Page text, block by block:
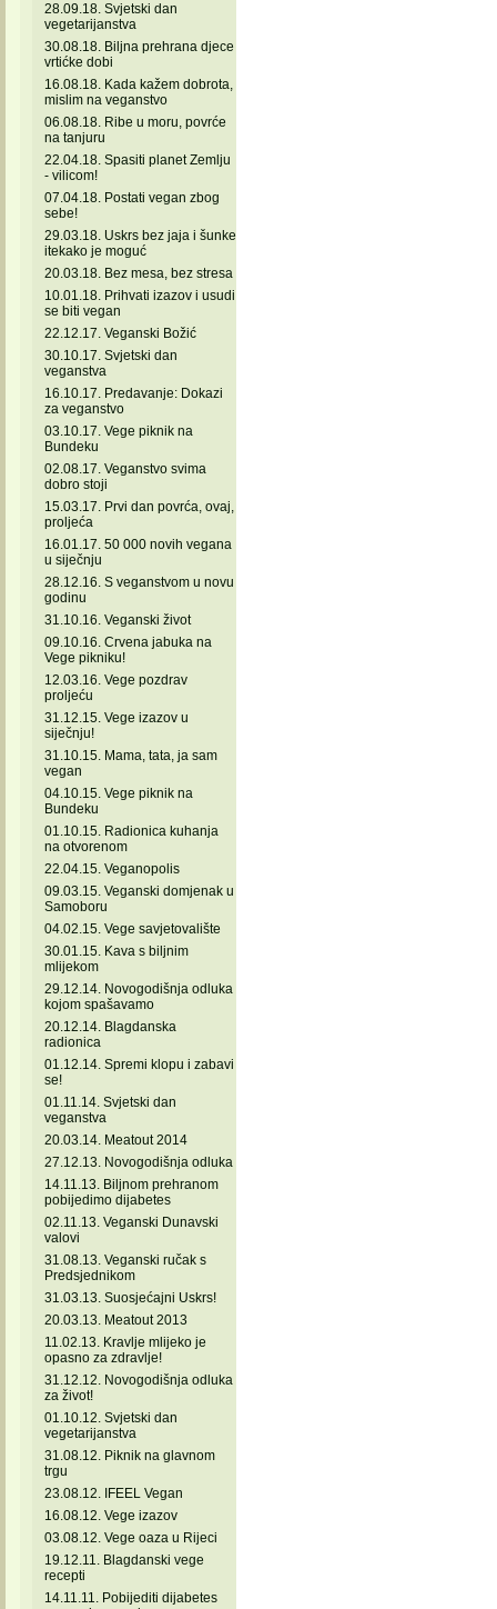
28.09.18. Svjetski dan
vegetarijanstva
30.08.18. Biljna prehrana djece
vrtićke dobi
16.08.18. Kada kažem dobrota,
mislim na veganstvo
06.08.18. Ribe u moru, povrće
na tanjuru
22.04.18. Spasiti planet Zemlju
- vilicom!
07.04.18. Postati vegan zbog
sebe!
29.03.18. Uskrs bez jaja i šunke
itekako je moguć
20.03.18. Bez mesa, bez stresa
10.01.18. Prihvati izazov i usudi
se biti vegan
22.12.17. Veganski Božić
30.10.17. Svjetski dan
veganstva
16.10.17. Predavanje: Dokazi
za veganstvo
03.10.17. Vege piknik na
Bundeku
02.08.17. Veganstvo svima
dobro stoji
15.03.17. Prvi dan povrća, ovaj,
proljeća
16.01.17. 50 000 novih vegana
u siječnju
28.12.16. S veganstvom u novu
godinu
31.10.16. Veganski život
09.10.16. Crvena jabuka na
Vege pikniku!
12.03.16. Vege pozdrav
proljeću
31.12.15. Vege izazov u
siječnju!
31.10.15. Mama, tata, ja sam
vegan
04.10.15. Vege piknik na
Bundeku
01.10.15. Radionica kuhanja
na otvorenom
22.04.15. Veganopolis
09.03.15. Veganski domjenak u
Samoboru
04.02.15. Vege savjetovalište
30.01.15. Kava s biljnim
mlijekom
29.12.14. Novogodišnja odluka
kojom spašavamo
20.12.14. Blagdanska
radionica
01.12.14. Spremi klopu i zabavi
se!
01.11.14. Svjetski dan
veganstva
20.03.14. Meatout 2014
27.12.13. Novogodišnja odluka
14.11.13. Biljnom prehranom
pobijedimo dijabetes
02.11.13. Veganski Dunavski
valovi
31.08.13. Veganski ručak s
Predsjednikom
31.03.13. Suosjećajni Uskrs!
20.03.13. Meatout 2013
11.02.13. Kravlje mlijeko je
opasno za zdravlje!
31.12.12. Novogodišnja odluka
za život!
01.10.12. Svjetski dan
vegetarijanstva
31.08.12. Piknik na glavnom
trgu
23.08.12. IFEEL Vegan
16.08.12. Vege izazov
03.08.12. Vege oaza u Rijeci
19.12.11. Blagdanski vege
recepti
14.11.11. Pobijediti dijabetes